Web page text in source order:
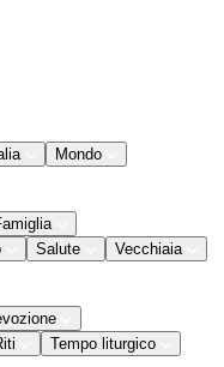
Mondo
Salute
Vecchiaia
Tempo liturgico